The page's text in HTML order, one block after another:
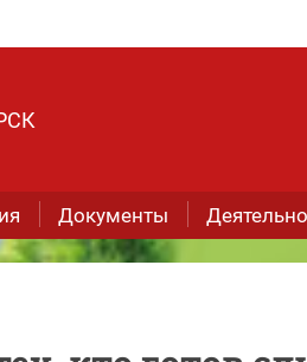
Документы